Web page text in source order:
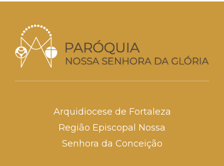
Arquidiocese de Fortaleza
Região Episcopal Nossa
Senhora da Conceição